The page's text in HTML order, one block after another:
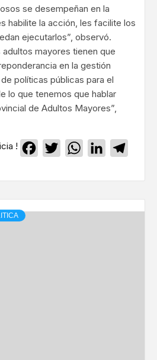
se desempeñan en la
habilite la acción, les facilite los
ejecutarlos”, observó.
mayores tienen que
en la gestión
políticas públicas para el
lo que tenemos que hablar
de Adultos Mayores”,
! Facebook
TwitterWhatsApp
LinkedIn